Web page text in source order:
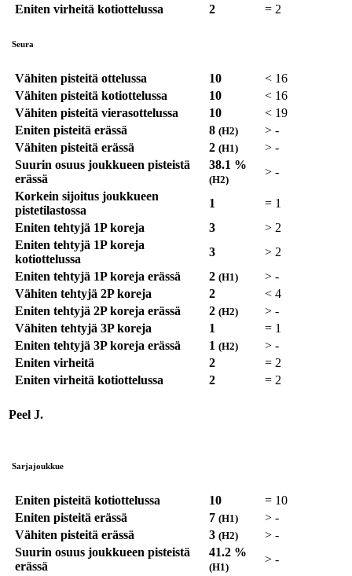
Eniten virheitä kotiottelussa
2 = 2
Seura
Vähiten pisteitä ottelussa 10 < 16
Vähiten pisteitä kotiottelussa
10 < 16
Vähiten pisteitä vierasottelussa
10 < 19
Eniten pisteitä erässä
8 (H2) > -
Vähiten pisteitä erässä
2 (H1) > -
Suurin osuus joukkueen pisteistä
erässä
38.1 %
(H2)
> -
Korkein sijoitus joukkueen
pistetilastossa
1 = 1
Eniten tehtyjä 1P koreja
3 > 2
Eniten tehtyjä 1P koreja
kotiottelussa
3 > 2
Eniten tehtyjä 1P koreja erässä
2 (H1) > -
Vähiten tehtyjä 2P koreja
2 < 4
Eniten tehtyjä 2P koreja erässä
2 (H2) > -
Vähiten tehtyjä 3P koreja
1 = 1
Eniten tehtyjä 3P koreja erässä
1 (H2) > -
Eniten virheitä
2 = 2
Eniten virheitä kotiottelussa
2 = 2
Peel J.
Sarjajoukkue
Eniten pisteitä kotiottelussa 10 = 10
Eniten pisteitä erässä
7 (H1) > -
Vähiten pisteitä erässä
3 (H2) > -
Suurin osuus joukkueen pisteistä
erässä
41.2 %
(H1)
> -